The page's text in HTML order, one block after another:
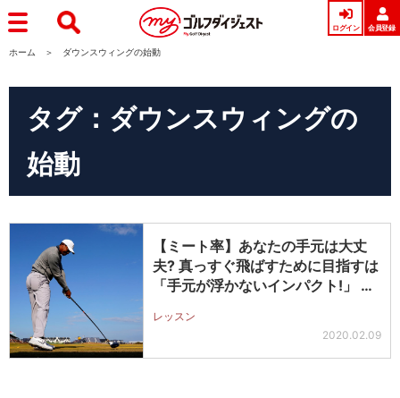
ログイン 会員登録
ホーム ダウンスウィングの始動
タグ：ダウンスウィングの
始動
【ミート率】あなたの手元は大丈
夫? 真っすぐ飛ばすために目指すは
「手元が浮かないインパクト!」 曲
レッスン
2020.02.09